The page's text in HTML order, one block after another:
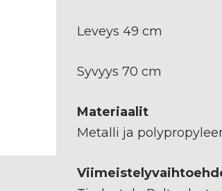
Leveys 49 cm
Syvyys 70 cm
Materiaalit
Metalli ja